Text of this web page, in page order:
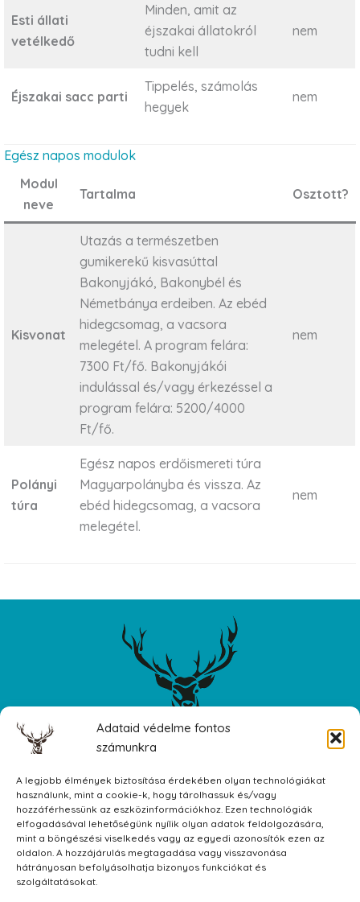
Adataid védelme fontos
számunkra
A legjobb élmények biztosítása érdekében olyan technológiákat
használunk, mint a cookie-k, hogy tárolhassuk és/vagy
hozzáférhessünk az eszközinformációkhoz. Ezen technológiák
elfogadásával lehetőségünk nyílik olyan adatok feldolgozására,
mint a böngészési viselkedés vagy az egyedi azonosítók ezen az
oldalon. A hozzájárulás megtagadása vagy visszavonása
hátrányosan befolyásolhatja bizonyos funkciókat és
szolgáltatásokat.
Esti állati
vetélkedő
Minden, amit az
éjszakai állatokról
tudni kell
nem
Éjszakai sacc parti
Tippelés, számolás
hegyek
nem
Egész napos modulok
Modul
neve
Tartalma Osztott?
Kisvonat
Utazás a természetben
gumikerekű kisvasúttal
Bakonyjákó, Bakonybél és
Németbánya erdeiben. Az ebéd
hidegcsomag, a vacsora
melegétel. A program felára:
7300 Ft/fő. Bakonyjákói
indulással és/vagy érkezéssel a
program felára: 5200/4000
Ft/fő.
nem
Polányi
túra
Egész napos erdőismereti túra
Magyarpolányba és vissza. Az
ebéd hidegcsomag, a vacsora
melegétel.
nem
8597 Döbrönte, Fő utca 31
Facebook
Czibula György